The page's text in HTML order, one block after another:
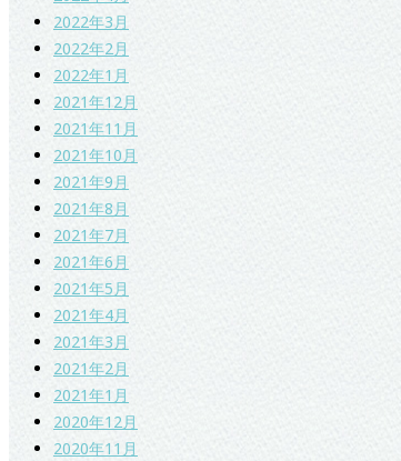
2022年3月
2022年2月
2022年1月
2021年12月
2021年11月
2021年10月
2021年9月
2021年8月
2021年7月
2021年6月
2021年5月
2021年4月
2021年3月
2021年2月
2021年1月
2020年12月
2020年11月